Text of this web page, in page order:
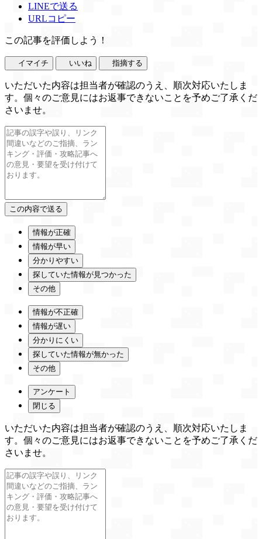
LINEで送る
URLコピー
この記事を評価しよう！
イマイチ いいね 指摘する
いただいた内容は担当者が確認のうえ、順次対応いたしま
す。個々のご意見にはお返事できないことを予めご了承くだ
さいませ。
情報が正確
情報が早い
分かりやすい
探していた情報が見つかった
その他
情報が不正確
情報が遅い
分かりにくい
探していた情報が無かった
その他
アンケート
閉じる
いただいた内容は担当者が確認のうえ、順次対応いたしま
す。個々のご意見にはお返事できないことを予めご了承くだ
さいませ。